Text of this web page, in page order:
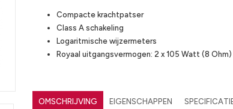
Compacte krachtpatser
Class A schakeling
Logaritmische wijzermeters
Royaal uitgangsvermogen: 2 x 105 Watt (8 Ohm)
OMSCHRIJVING EIGENSCHAPPEN